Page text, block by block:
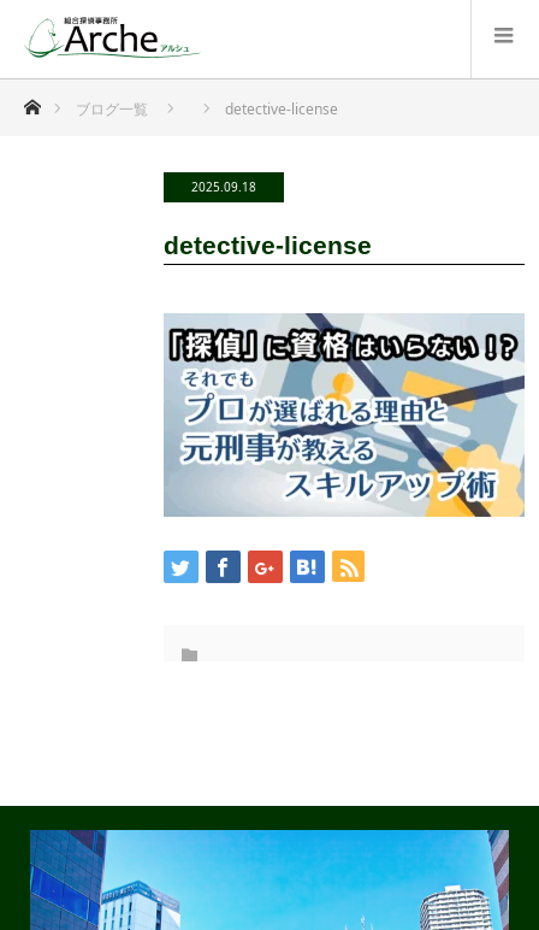
ホームブログ一覧 detective-license
2025.09.18
detective-license